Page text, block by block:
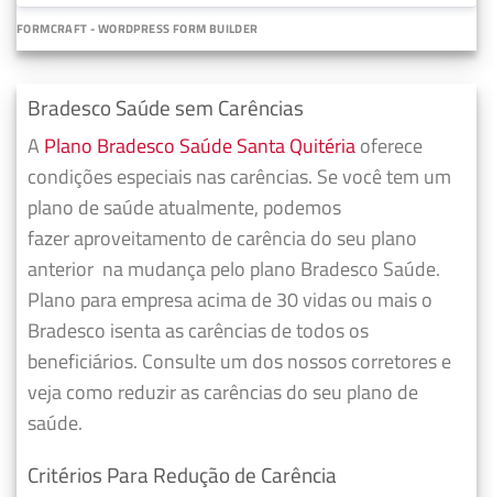
FORMCRAFT - WORDPRESS FORM BUILDER
Bradesco Saúde sem Carências
A Plano Bradesco Saúde Santa Quitériaoferece
condições especiais nas carências. Se você tem um
plano de saúde atualmente, podemos
fazeraproveitamento de carência do seu plano
anterior na mudança pelo plano Bradesco Saúde.
Plano para empresa acima de 30 vidas ou mais o
Bradesco isenta as carências de todos os
beneficiários. Consulte um dos nossos corretores e
veja como reduzir as carências do seu plano de
saúde.
Critérios Para Redução de Carência